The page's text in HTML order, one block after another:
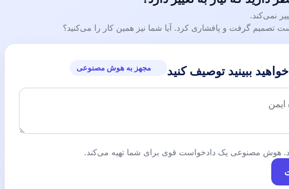
نمی‌کند.
تصمیم گرفت و پافشاری کرد. آیا شما نیز همین کار را می‌کنید؟
ببینید توصیف کنید مجهز به هوش مصنوعی
هوش مصنوعی یک دادخواست قوی برای شما تهیه می‌کند.